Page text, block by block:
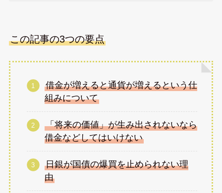
この記事の3つの要点
借金が増えると通貨が増えるという仕
組みについて
「将来の価値」が生み出されないなら
借金などしてはいけない
日銀が国債の爆買を止められない理
由